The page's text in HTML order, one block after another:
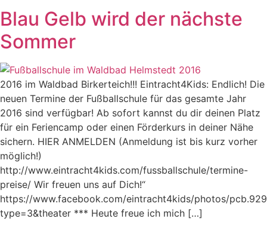
Blau Gelb wird der nächste
Sommer
2016 im Waldbad Birkerteich!!! Eintracht4Kids: Endlich! Die
neuen Termine der Fußballschule für das gesamte Jahr
2016 sind verfügbar! Ab sofort kannst du dir deinen Platz
für ein Feriencamp oder einen Förderkurs in deiner Nähe
sichern. HIER ANMELDEN (Anmeldung ist bis kurz vorher
möglich!)
http://www.eintracht4kids.com/fussballschule/termine-
preise/ Wir freuen uns auf Dich!“
https://www.facebook.com/eintracht4kids/photos/
type=3&theater *** Heute freue ich mich […]